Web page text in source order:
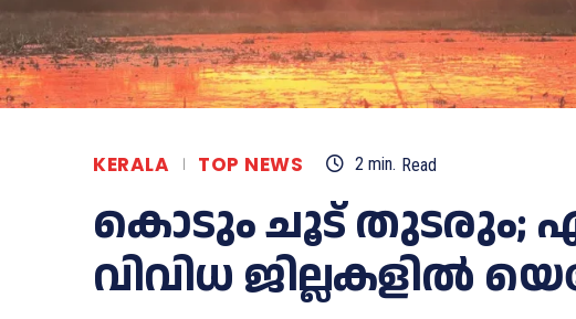
KERALA TOP NEWS 2 min. Read
കൊ​ടും ചൂ​ട് തു​ട​രും;
വിവിധ ജില്ലകളിൽ